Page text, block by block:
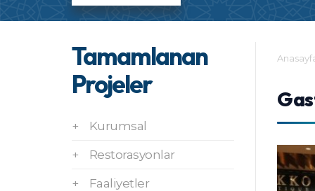
Tamamlanan
Projeler
+ Kurumsal
+ Restorasyonlar
+ Faaliyetler